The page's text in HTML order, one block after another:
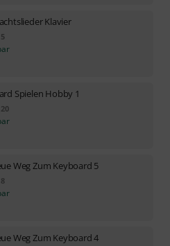
Klavier
5
Spielen Hobby 1
20
Weg Zum Keyboard 5
8
Weg Zum Keyboard 4